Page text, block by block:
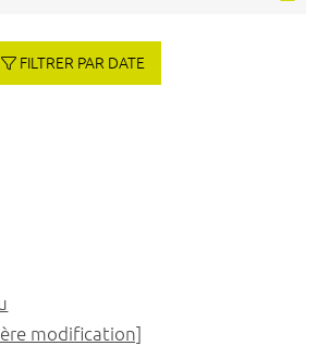
FILTRER PAR DATE
modification]